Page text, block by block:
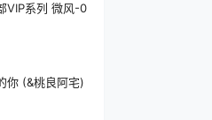
VIP系列 微风-0
你 (&桃良阿宅)